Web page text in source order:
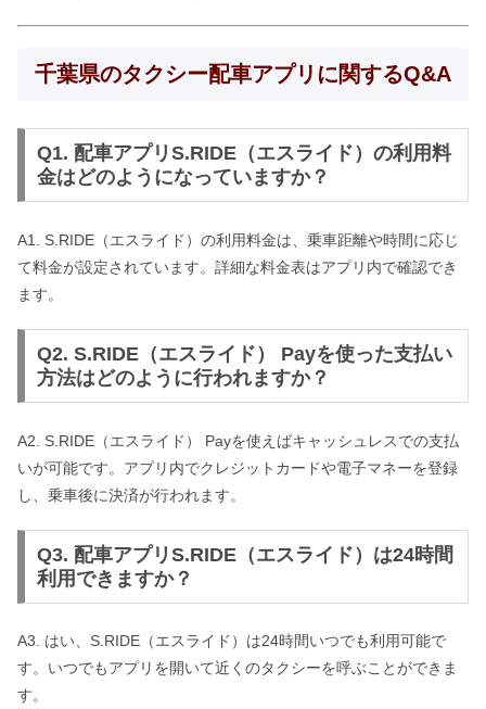
千葉県のタクシー配車アプリに関するQ&A
Q1. 配車アプリS.RIDE（エスライド）の利用料
金はどのようになっていますか？
A1. S.RIDE（エスライド）の利用料金は、乗車距離や時間に応じ
て料金が設定されています。詳細な料金表はアプリ内で確認でき
ます。
Q2. S.RIDE（エスライド） Payを使った支払い
方法はどのように行われますか？
A2. S.RIDE（エスライド） Payを使えばキャッシュレスでの支払
いが可能です。アプリ内でクレジットカードや電子マネーを登録
し、乗車後に決済が行われます。
Q3. 配車アプリS.RIDE（エスライド）は24時間
利用できますか？
A3. はい、S.RIDE（エスライド）は24時間いつでも利用可能で
す。いつでもアプリを開いて近くのタクシーを呼ぶことができま
す。